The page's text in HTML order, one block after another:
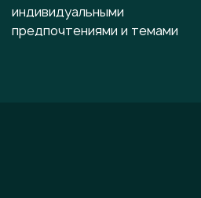
индивидуальными
предпочтениями и темами